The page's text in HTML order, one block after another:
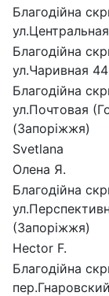
Благодійна
Благодійна
ул.Чаривная
Благодійна
ул.Почтовая
(Запоріжжя)
Svetlana
Олена Я.
Благодійна
(Запоріжжя)
Hector F.
Благодійна